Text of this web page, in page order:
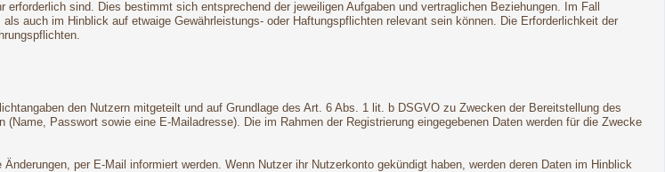
sind. Dies bestimmt sich entsprechend der jeweiligen Aufgaben und vertraglichen Beziehungen. Im Fall
auch im Hinblick auf etwaige Gewährleistungs- oder Haftungspflichten relevant sein können. Die Erforderlichkeit der
den Nutzern mitgeteilt und auf Grundlage des Art. 6 Abs. 1 lit. b DSGVO zu Zwecken der Bereitstellung des
Passwort sowie eine E-Mailadresse). Die im Rahmen der Registrierung eingegebenen Daten werden für die Zwecke
per E-Mail informiert werden. Wenn Nutzer ihr Nutzerkonto gekündigt haben, werden deren Daten im Hinblick